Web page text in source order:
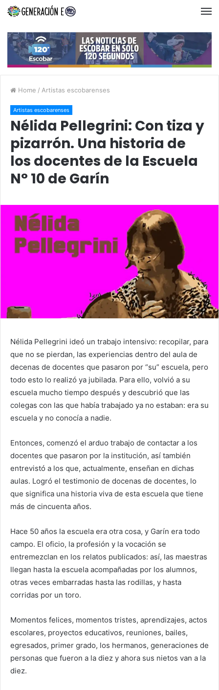
Home / Artistas escobarenses
Artistas escobarenses
Nélida Pellegrini: Con tiza y
pizarrón. Una historia de
los docentes de la Escuela
N° 10 de Garín
Nélida Pellegrini ideó un trabajo intensivo: recopilar, para
que no se pierdan, las experiencias dentro del aula de
decenas de docentes que pasaron por “su” escuela, pero
todo esto lo realizó ya jubilada. Para ello, volvió a su
escuela mucho tiempo después y descubrió que las
colegas con las que había trabajado ya no estaban: era su
escuela y no conocía a nadie.
Entonces, comenzó el arduo trabajo de contactar a los
docentes que pasaron por la institución, así también
entrevistó a los que, actualmente, enseñan en dichas
aulas. Logró el testimonio de docenas de docentes, lo
que significa una historia viva de esta escuela que tiene
más de cincuenta años.
Hace 50 años la escuela era otra cosa, y Garín era todo
campo. El oficio, la profesión y la vocación se
entremezclan en los relatos publicados: así, las maestras
llegan hasta la escuela acompañadas por los alumnos,
otras veces embarradas hasta las rodillas, y hasta
corridas por un toro.
Momentos felices, momentos tristes, aprendizajes, actos
escolares, proyectos educativos, reuniones, bailes,
egresados, primer grado, los hermanos, generaciones de
personas que fueron a la diez y ahora sus nietos van a la
diez.